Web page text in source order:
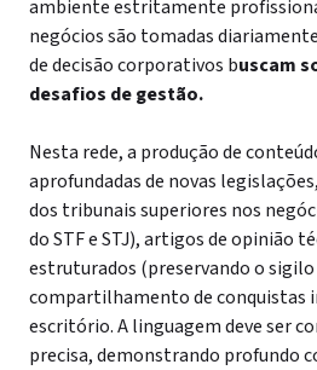
ambiente estritamente
negócios são tomadas
de decisão corporativos buscam
desafios de gestão.
Nesta rede, a produção de
aprofundadas de novas
dos tribunais superiores nos
do STF e STJ), artigos de opinião
estruturados (preservando o sigilo
compartilhamento de conquistas
escritório. A linguagem deve ser
precisa, demonstrando profundo